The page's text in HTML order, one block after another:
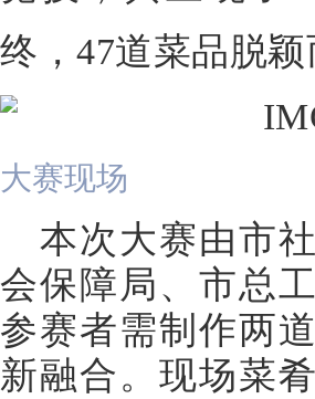
终，47道菜品脱
大赛现场
本次大赛由市
会保障局、市总
参赛者需制作两
新融合。现场菜